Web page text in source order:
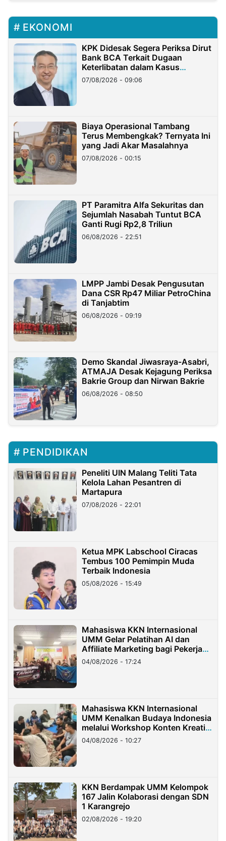
EKONOMI
KPK Didesak Segera Periksa Dirut
Bank BCA Terkait Dugaan
Keterlibatan dalam Kasus
Hilangnya Dana Nasabah Rp2,58
Miliar
07/08/2026 - 09:06
Biaya Operasional Tambang
Terus Membengkak? Ternyata Ini
yang Jadi Akar Masalahnya
07/08/2026 - 00:15
PT Paramitra Alfa Sekuritas dan
Sejumlah Nasabah Tuntut BCA
Ganti Rugi Rp2,8 Triliun
06/08/2026 - 22:51
LMPP Jambi Desak Pengusutan
Dana CSR Rp47 Miliar PetroChina
di Tanjabtim
06/08/2026 - 09:19
Demo Skandal Jiwasraya-Asabri,
ATMAJA Desak Kejagung Periksa
Bakrie Group dan Nirwan Bakrie
06/08/2026 - 08:50
PENDIDIKAN
Peneliti UIN Malang Teliti Tata
Kelola Lahan Pesantren di
Martapura
07/08/2026 - 22:01
Ketua MPK Labschool Ciracas
Tembus 100 Pemimpin Muda
Terbaik Indonesia
05/08/2026 - 15:49
Mahasiswa KKN Internasional
UMM Gelar Pelatihan AI dan
Affiliate Marketing bagi Pekerja
Migran Indonesia di Taiwan
04/08/2026 - 17:24
Mahasiswa KKN Internasional
UMM Kenalkan Budaya Indonesia
melalui Workshop Konten Kreatif
di Taiwan
04/08/2026 - 10:27
KKN Berdampak UMM Kelompok
167 Jalin Kolaborasi dengan SDN
1 Karangrejo
02/08/2026 - 19:20